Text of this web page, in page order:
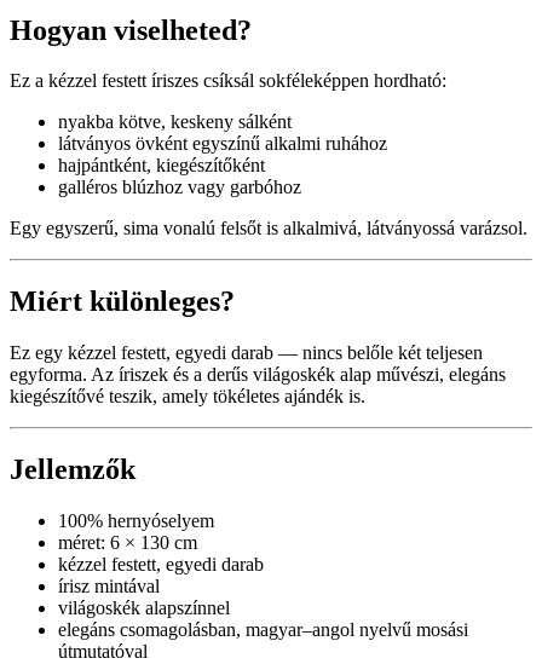
Hogyan viselheted?
Ez a kézzel festett íriszes csíksál sokféleképpen hordható:
nyakba kötve, keskeny sálként
látványos övként egyszínű alkalmi ruhához
hajpántként, kiegészítőként
galléros blúzhoz vagy garbóhoz
Egy egyszerű, sima vonalú felsőt is alkalmivá, látványossá varázsol.
Miért különleges?
Ez egy kézzel festett, egyedi darab — nincs belőle két teljesen
egyforma. Az íriszek és a derűs világoskék alap művészi, elegáns
kiegészítővé teszik, amely tökéletes ajándék is.
Jellemzők
100% hernyóselyem
méret: 6 × 130 cm
kézzel festett, egyedi darab
írisz mintával
világoskék alapszínnel
elegáns csomagolásban, magyar–angol nyelvű mosási
útmutatóval